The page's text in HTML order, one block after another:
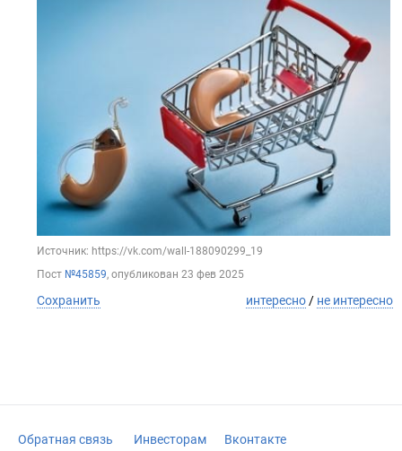
Источник: https://vk.com/wall-188090299_19
Пост №45859, опубликован 23 фев 2025
Сохранить интересно / не интересно
Обратная связь Инвесторам Вконтакте